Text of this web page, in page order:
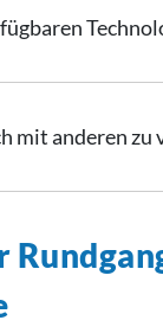
mit anderen zu